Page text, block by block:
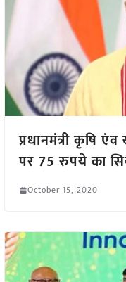
प्रधानमंत्री कृषि
पर 75 रुपये का
October 15, 2020